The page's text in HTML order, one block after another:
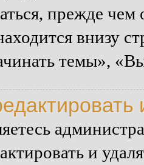
прежде
внизу
темы»,
и